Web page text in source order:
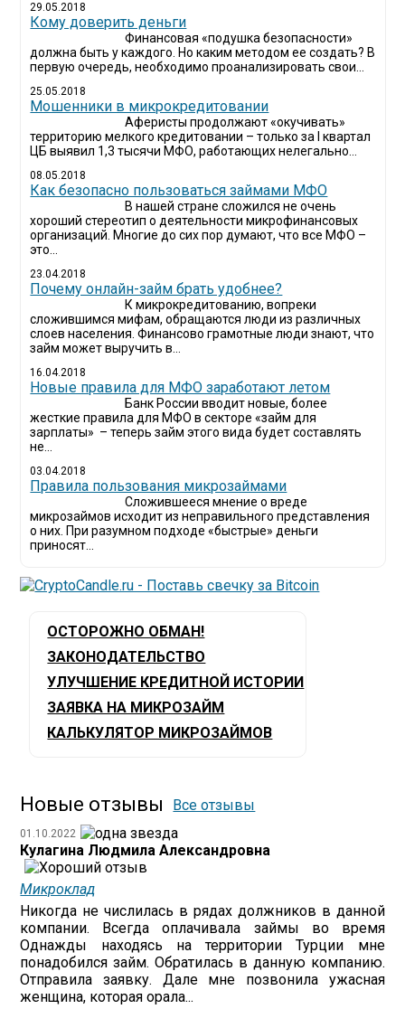
29.05.2018
Кому доверить деньги
Финансовая «подушка безопасности»
должна быть у каждого. Но каким методом ее создать? В
первую очередь, необходимо проанализировать свои...
25.05.2018
Мошенники в микрокредитовании
Аферисты продолжают «окучивать»
территорию мелкого кредитовании – только за I квартал
ЦБ выявил 1,3 тысячи МФО, работающих нелегально...
08.05.2018
Как безопасно пользоваться займами МФО
В нашей стране сложился не очень
хороший стереотип о деятельности микрофинансовых
организаций. Многие до сих пор думают, что все МФО –
это...
23.04.2018
Почему онлайн-займ брать удобнее?
К микрокредитованию, вопреки
сложившимся мифам, обращаются люди из различных
слоев населения. Финансово грамотные люди знают, что
займ может выручить в...
16.04.2018
Новые правила для МФО заработают летом
Банк России вводит новые, более
жесткие правила для МФО в секторе «займ для
зарплаты» – теперь займ этого вида будет составлять
не...
03.04.2018
​Правила пользования микрозаймами
Сложившееся мнение о вреде
микрозаймов исходит из неправильного представления
о них. При разумном подходе «быстрые» деньги
приносят...
ОСТОРОЖНО ОБМАН!
ЗАКОНОДАТЕЛЬСТВО
УЛУЧШЕНИЕ КРЕДИТНОЙ ИСТОРИИ
ЗАЯВКА НА МИКРОЗАЙМ
КАЛЬКУЛЯТОР МИКРОЗАЙМОВ
Новые отзывы Все отзывы
01.10.2022
Кулагина Людмила Александровна
Микроклад
Никогда не числилась в рядах должников в данной
компании. Всегда оплачивала займы во время
Однажды находясь на территории Турции мне
понадобился займ. Обратилась в данную компанию.
Отправила заявку. Дале мне позвонила ужасная
женщина, которая орала...